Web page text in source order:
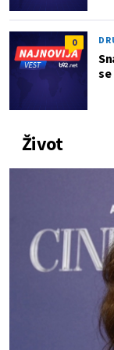
0
se
Život